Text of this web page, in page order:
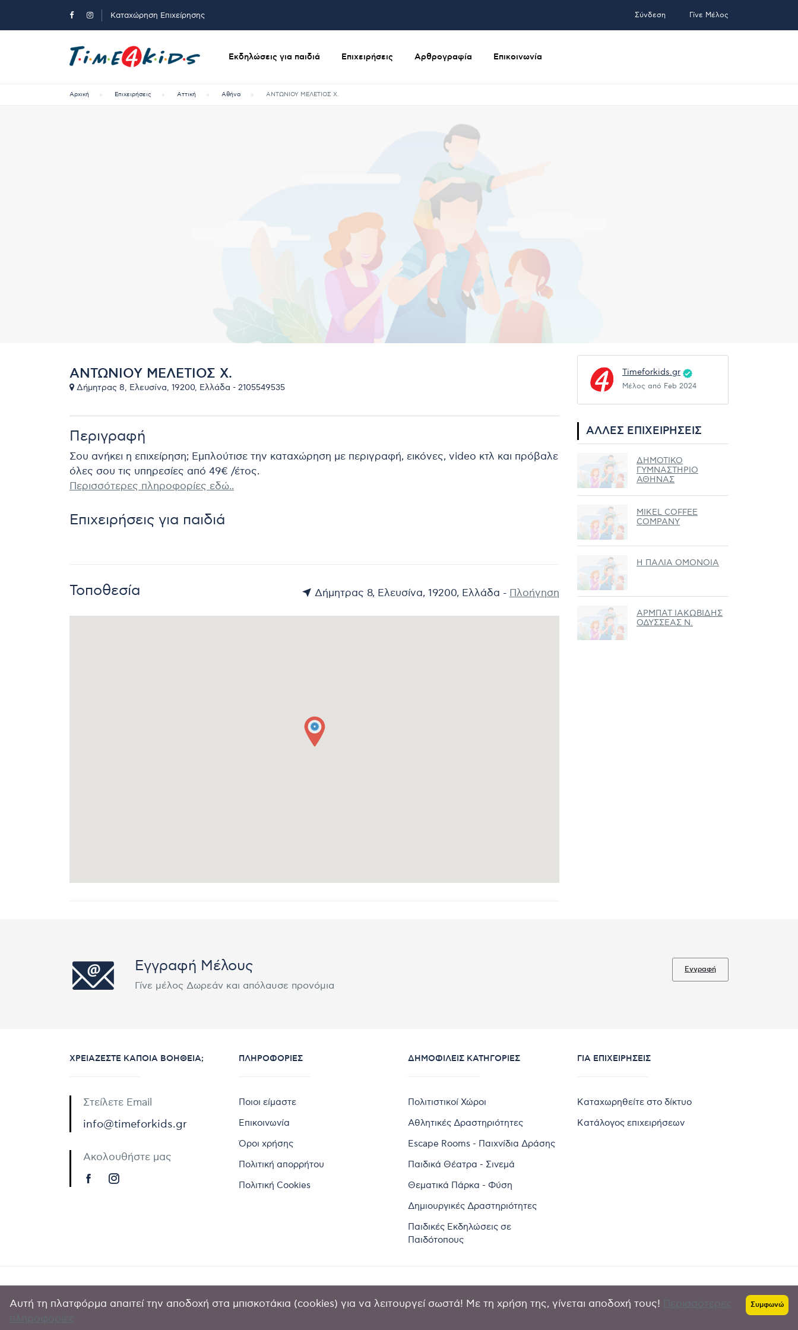
Καταχώρηση Επιχείρησης Σύνδεση Γίνε Μέλος
Εκδηλώσεις για παιδιά Επιχειρήσεις Αρθρογραφία Επικοινωνία
Αρχική Επιχειρήσεις Αττική Αθήνα ΑΝΤΩΝΙΟΥ ΜΕΛΕΤΙΟΣ Χ.
ΑΝΤΩΝΙΟΥ ΜΕΛΕΤΙΟΣ Χ.
Δήμητρας 8, Ελευσίνα, 19200, Ελλάδα - 2105549535
Περιγραφή
Σου ανήκει η επιχείρηση; Εμπλούτισε την καταχώρηση με περιγραφή, εικόνες, video κτλ και πρόβαλε
όλες σου τις υπηρεσίες από 49€ /έτος.
Περισσότερες πληροφορίες εδώ..
Επιχειρήσεις για παιδιά
Τοποθεσία Δήμητρας 8, Ελευσίνα, 19200, Ελλάδα - Πλοήγηση
Timeforkids.gr
Μέλος από Feb 2024
ΆΛΛΕΣ ΕΠΙΧΕΙΡΉΣΕΙΣ
ΔΗΜΟΤΙΚΟ
ΓΥΜΝΑΣΤΗΡΙΟ
ΑΘΗΝΑΣ
MIKEL COFFEE
COMPANY
Η ΠΑΛΙΑ ΟΜΟΝΟΙΑ
ΑΡΜΠΑΤ ΙΑΚΩΒΙΔΗΣ
ΟΔΥΣΣΕΑΣ Ν.
Εγγραφή Μέλους
Γίνε μέλος Δωρεάν και απόλαυσε προνόμια
Εγγραφή
ΧΡΕΙΆΖΕΣΤΕ ΚΆΠΟΙΑ ΒΟΉΘΕΙΑ;
Στείλετε Email
info@timeforkids.gr
Ακολουθήστε μας
ΠΛΗΡΟΦΟΡΊΕΣ
Ποιοι είμαστε
Επικοινωνία
Όροι χρήσης
Πολιτική απορρήτου
Πολιτική Cookies
ΔΗΜΟΦΙΛΕΊΣ ΚΑΤΗΓΟΡΊΕΣ
Πολιτιστικοί Χώροι
Αθλητικές Δραστηριότητες
Escape Rooms - Παιχνίδια Δράσης
Παιδικά Θέατρα - Σινεμά
Θεματικά Πάρκα - Φύση
Δημιουργικές Δραστηριότητες
Παιδικές Εκδηλώσεις σε
Παιδότοπους
ΓΙΑ ΕΠΙΧΕΙΡΉΣΕΙΣ
Καταχωρηθείτε στο δίκτυο
Κατάλογος επιχειρήσεων
Copyright © 2024 by Goldensites Πολιτική απορρήτου-
Αυτή τη πλατφόρμα απαιτεί την αποδοχή στα μπισκοτάκια (cookies) για να λειτουργεί σωστά! Με τη χρήση της, γίνεται αποδοχή τους! Συμφωνώ